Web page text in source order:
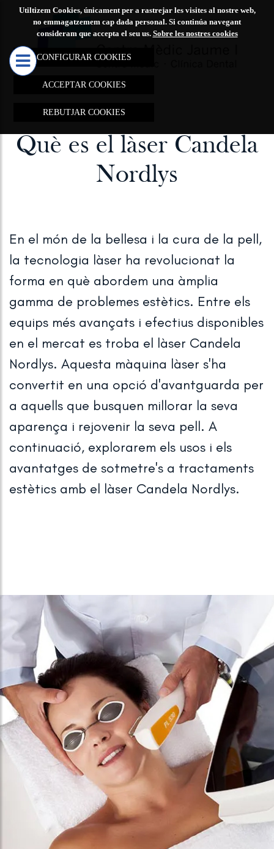
Utiltizem Cookies, únicament per a rastrejar les visites al nostre web,
no emmagatzemem cap dada personal. Si continúa navegant
consideram que accepta el seu us. Sobre les nostres cookies
CONFIGURAR COOKIES
ACCEPTAR COOKIES
REBUTJAR COOKIES
CENTRE
MÈDIC

LESIONS
D'ESTRIES
Què es el làser Candela
Nordlys
En el món de la bellesa i la cura de la pell,
la tecnologia làser ha revolucionat la
forma en què abordem una àmplia
gamma de problemes estètics. Entre els
equips més avançats i efectius disponibles
en el mercat es troba el làser Candela
Nordlys. Aquesta màquina làser s'ha
convertit en una opció d'avantguarda per
a aquells que busquen millorar la seva
aparença i rejovenir la seva pell. A
continuació, explorarem els usos i els
avantatges de sotmetre's a tractaments
estètics amb el làser Candela Nordlys.